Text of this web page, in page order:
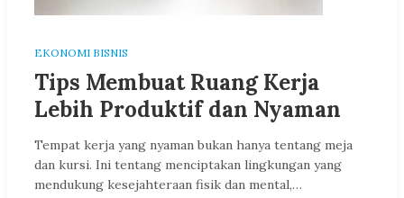
EKONOMI BISNIS
Tips Membuat Ruang Kerja
Lebih Produktif dan Nyaman
Tempat kerja yang nyaman bukan hanya tentang meja
dan kursi. Ini tentang menciptakan lingkungan yang
mendukung kesejahteraan fisik dan mental,…